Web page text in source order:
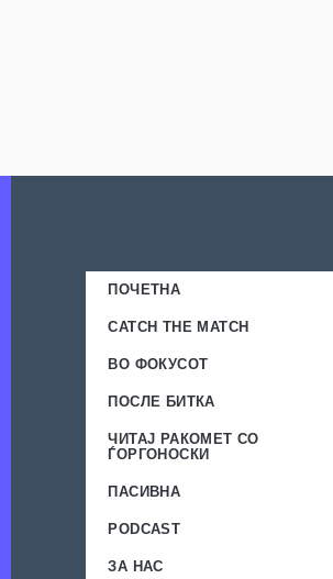
ПОЧЕТНА
CATCH THE MATCH
ВО ФОКУСОТ
ПОСЛЕ БИТКА
ЧИТАЈ РАКОМЕТ СО
ЃОРГОНОСКИ
ПАСИВНА
PODCAST
ЗА НАС